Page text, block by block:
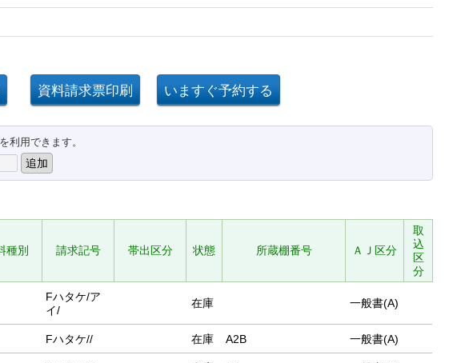
利用できます。
種別 請求記号 帯出区分 状態 所蔵棚番号 ＡＪ区分
取
込
区
分
Fハタケ/ア
イ/
在庫 一般書(A)
Fハタケ// 在庫 A2B 一般書(A)